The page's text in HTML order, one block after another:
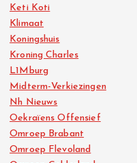
Keti Koti
Klimaat
Koningshuis
Kroning Charles
L1Mburg
Midterm-Verkiezingen
Nh Nieuws
Oekraïens Offensief
Omroep Brabant
Omroep Flevoland